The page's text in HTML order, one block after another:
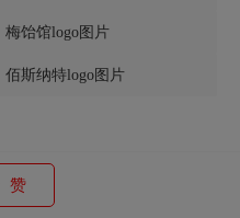
梅饴馆logo图片
佰斯纳特logo图片
赞